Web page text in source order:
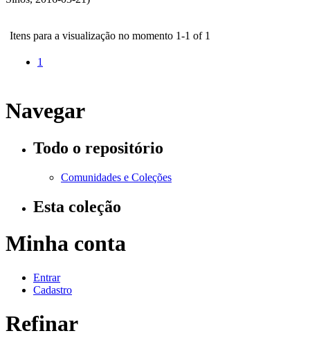
Itens para a visualização no momento 1-1 of 1
1
Navegar
Todo o repositório
Comunidades e Coleções
Esta coleção
Minha conta
Entrar
Cadastro
Refinar